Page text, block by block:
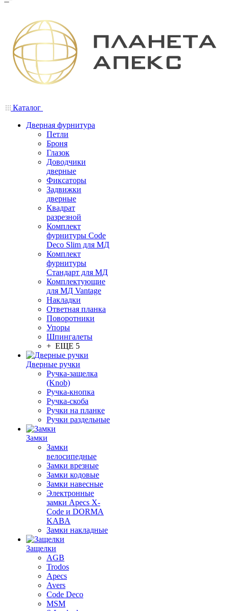
Каталог
Дверная фурнитура
Петли
Броня
Глазок
Доводчики
дверные
Фиксаторы
Задвижки
дверные
Квадрат
разрезной
Комплект
фурнитуры Code
Deco Slim для МД
Комплект
фурнитуры
Стандарт для МД
Комплектующие
для МД Vantage
Накладки
Ответная планка
Поворотники
Упоры
Шпингалеты
+ ЕЩЕ 5
Дверные ручки
Ручка-защелка
(Knob)
Ручка-кнопка
Ручка-скоба
Ручки на планке
Ручки раздельные
Замки
Замки
велосипедные
Замки врезные
Замки кодовые
Замки навесные
Электронные
замки Apecs X-
Code и DORMA
KABA
Замки накладные
Защелки
AGB
Trodos
Apecs
Avers
Code Deco
MSM